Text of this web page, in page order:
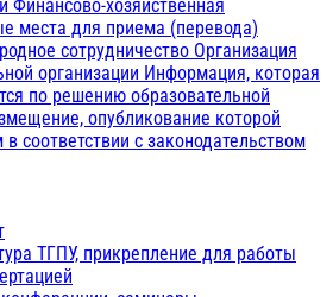
Финансово-хозяйственная
места для приема (перевода)
сотрудничество Организация
организации Информация, которая
по решению образовательной
опубликование которой
соответствии с законодательством
ТГПУ, прикрепление для работы